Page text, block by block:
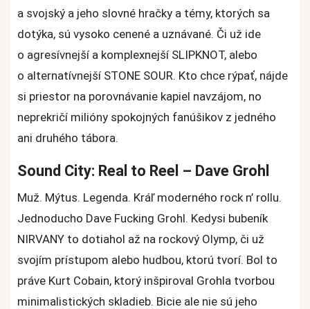
a svojský a jeho slovné hračky a témy, ktorých sa
dotýka, sú vysoko cenené a uznávané. Či už ide
o agresívnejší a komplexnejší SLIPKNOT, alebo
o alternatívnejší STONE SOUR. Kto chce rýpať, nájde
si priestor na porovnávanie kapiel navzájom, no
neprekričí milióny spokojných fanúšikov z jedného
ani druhého tábora.
Sound City: Real to Reel – Dave Grohl
Muž. Mýtus. Legenda. Kráľ moderného rock n’ rollu.
Jednoducho Dave Fucking Grohl. Kedysi bubeník
NIRVANY to dotiahol až na rockový Olymp, či už
svojím prístupom alebo hudbou, ktorú tvorí. Bol to
práve Kurt Cobain, ktorý inšpiroval Grohla tvorbou
minimalistických skladieb. Bicie ale nie sú jeho